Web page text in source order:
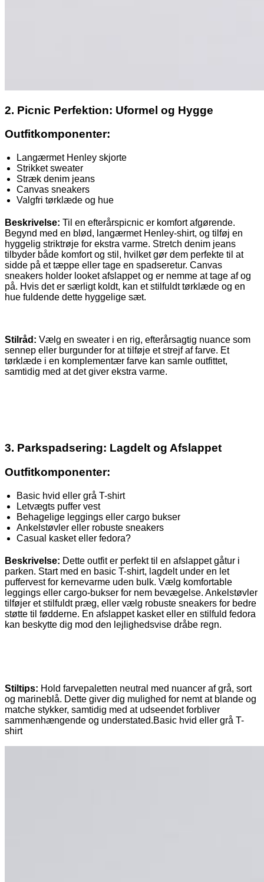
2. Picnic Perfektion: Uformel og Hygge
Outfitkomponenter:
Langærmet Henley skjorte
Strikket sweater
Stræk denim jeans
Canvas sneakers
Valgfri tørklæde og hue
Beskrivelse: Til en efterårspicnic er komfort afgørende.
Begynd med en blød, langærmet Henley-shirt, og tilføj en
hyggelig striktrøje for ekstra varme. Stretch denim jeans
tilbyder både komfort og stil, hvilket gør dem perfekte til at
sidde på et tæppe eller tage en spadseretur. Canvas
sneakers holder looket afslappet og er nemme at tage af og
på. Hvis det er særligt koldt, kan et stilfuldt tørklæde og en
hue fuldende dette hyggelige sæt.
Stilråd: Vælg en sweater i en rig, efterårsagtig nuance som
sennep eller burgunder for at tilføje et strejf af farve. Et
tørklæde i en komplementær farve kan samle outfittet,
samtidig med at det giver ekstra varme.
3. Parkspadsering: Lagdelt og Afslappet
Outfitkomponenter:
Basic hvid eller grå T-shirt
Letvægts puffer vest
Behagelige leggings eller cargo bukser
Ankelstøvler eller robuste sneakers
Casual kasket eller fedora?
Beskrivelse: Dette outfit er perfekt til en afslappet gåtur i
parken. Start med en basic T-shirt, lagdelt under en let
puffervest for kernevarme uden bulk. Vælg komfortable
leggings eller cargo-bukser for nem bevægelse. Ankelstøvler
tilføjer et stilfuldt præg, eller vælg robuste sneakers for bedre
støtte til fødderne. En afslappet kasket eller en stilfuld fedora
kan beskytte dig mod den lejlighedsvise dråbe regn.
Stiltips: Hold farvepaletten neutral med nuancer af grå, sort
og marineblå. Dette giver dig mulighed for nemt at blande og
matche stykker, samtidig med at udseendet forbliver
sammenhængende og understated.Basic hvid eller grå T-
shirt